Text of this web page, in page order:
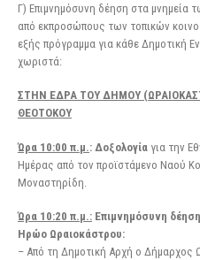
Γ) Επιμνημόσυνη δέηση στα
από εκπροσώπους των τοπικών
εξής πρόγραμμα για κάθε Δημοτική
χωριστά:
ΣΤΗΝ ΕΔΡΑ ΤΟΥ ΔΗΜΟΥ
ΘΕΟΤΟΚΟΥ
Ώρα 10:00 π.μ.: Δοξολογία για την
Ημέρας από τον προϊστάμενο Ναού
Μοναστηρίδη.
Ώρα 10:20 π.μ.: Επιμνημόσυνη
Ηρώο Ωραιοκάστρου:
– Από τη Δημοτική Αρχή ο Δήμαρχος